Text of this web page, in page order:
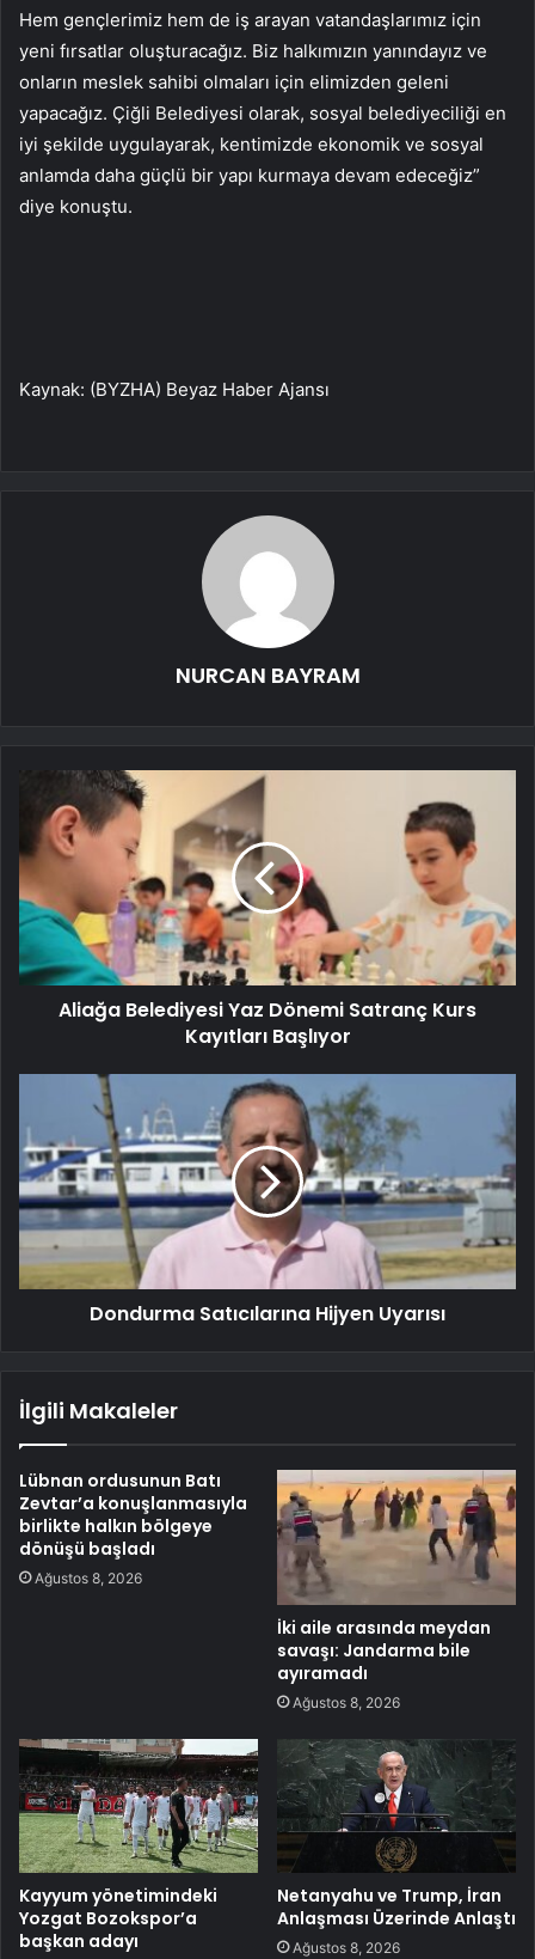
Hem gençlerimiz hem de iş arayan vatandaşlarımız için
yeni fırsatlar oluşturacağız. Biz halkımızın yanındayız ve
onların meslek sahibi olmaları için elimizden geleni
yapacağız. Çiğli Belediyesi olarak, sosyal belediyeciliği en
iyi şekilde uygulayarak, kentimizde ekonomik ve sosyal
anlamda daha güçlü bir yapı kurmaya devam edeceğiz”
diye konuştu.
Kaynak: (BYZHA) Beyaz Haber Ajansı
NURCAN BAYRAM
Aliağa Belediyesi Yaz Dönemi Satranç Kurs
Kayıtları Başlıyor
Dondurma Satıcılarına Hijyen Uyarısı
İlgili Makaleler
Lübnan ordusunun Batı
Zevtar’a konuşlanmasıyla
birlikte halkın bölgeye
dönüşü başladı
Ağustos 8, 2026
İki aile arasında meydan
savaşı: Jandarma bile
ayıramadı
Ağustos 8, 2026
Kayyum yönetimindeki
Yozgat Bozokspor’a
başkan adayı
Netanyahu ve Trump, İran
Anlaşması Üzerinde Anlaştı
Ağustos 8, 2026